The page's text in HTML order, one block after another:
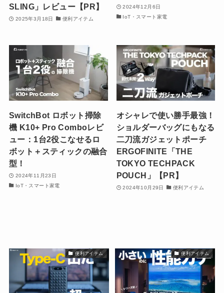
SLING」レビュー【PR】
2025年3月18日 便利アイテム
2024年12月6日
IoT・スマート家電
SwitchBot ロボット掃除
機 K10+ Pro Comboレビ
ュー：1台2役こなせるロ
ボット＋スティックの融合
型！
2024年11月23日
IoT・スマート家電
オシャレで使い勝手最強！
ショルダーバッグにもなる
二刀流ガジェットポーチ
ERGOFINITE「THE
TOKYO TECHPACK
POUCH」【PR】
2024年10月29日 便利アイテム
便利アイテム 便利アイテム